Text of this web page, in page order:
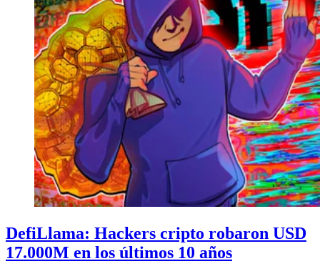
DefiLlama: Hackers cripto robaron USD
17.000M en los últimos 10 años